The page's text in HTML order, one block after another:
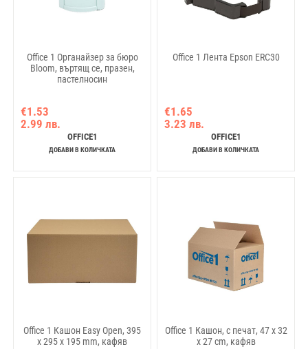
Office 1 Органайзер за бюро
Bloom, въртящ се, празен,
пастелносин
€1.53
2.99 лв.
OFFICE1
ДОБАВИ В КОЛИЧКАТА
Office 1 Лента Epson ERC30
€1.65
3.23 лв.
OFFICE1
ДОБАВИ В КОЛИЧКАТА
Office 1 Кашон Easy Open, 395
х 295 х 195 mm, кафяв
Office 1 Кашон, с печат, 47 x 32
x 27 cm, кафяв